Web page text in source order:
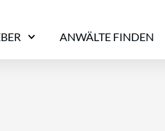
ANWÄLTE FINDEN